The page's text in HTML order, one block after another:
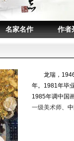
名家名作 作者
龙瑞，1946
年。1981年毕
1985年调中国
一级美术师、